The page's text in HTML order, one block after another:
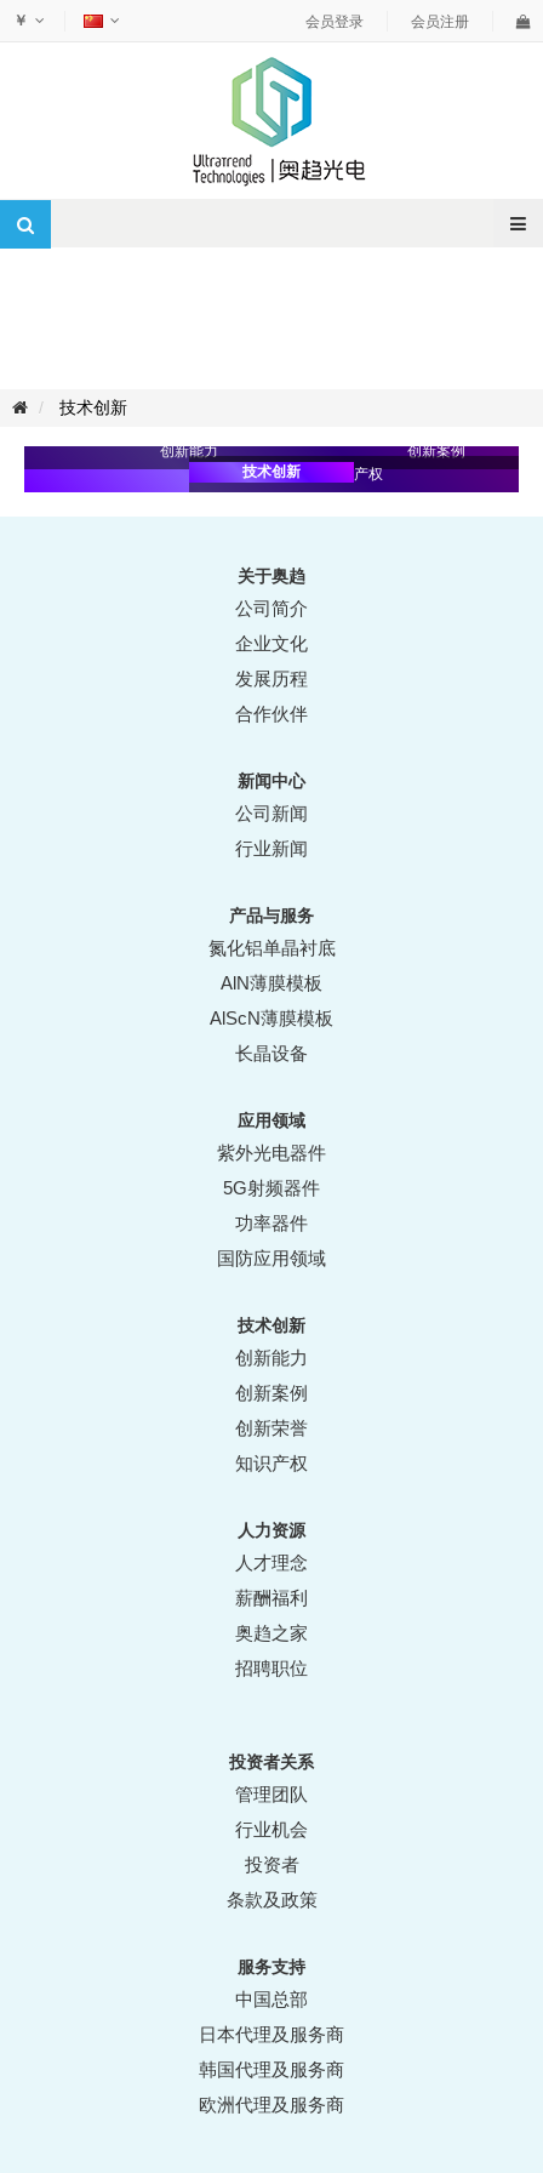
￥ 会员登录 会员注册
技术创新
创新能力
创新案例
知识产权
技术创新
关于奥趋
公司简介
企业文化
发展历程
合作伙伴
新闻中心
公司新闻
行业新闻
产品与服务
氮化铝单晶衬底
AlN薄膜模板
AlScN薄膜模板
长晶设备
应用领域
紫外光电器件
5G射频器件
功率器件
国防应用领域
技术创新
创新能力
创新案例
创新荣誉
知识产权
人力资源
人才理念
薪酬福利
奥趋之家
招聘职位
投资者关系
管理团队
行业机会
投资者
条款及政策
服务支持
中国总部
日本代理及服务商
韩国代理及服务商
欧洲代理及服务商